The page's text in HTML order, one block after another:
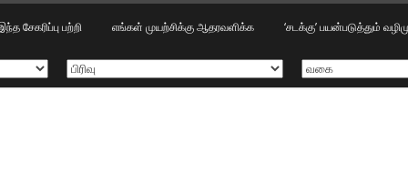
சேகரிப்பு பற்றி எங்கள் முயற்சிக்கு ஆதரவளிக்க ‘சடக்கு’ பயன்படுத்தும்